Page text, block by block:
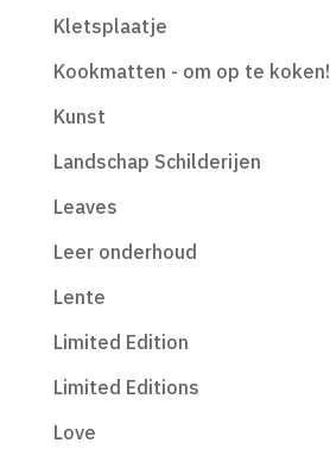
Kletsplaatje
Kookmatten - om op te koken!
Kunst
Landschap Schilderijen
Leaves
Leer onderhoud
Lente
Limited Edition
Limited Editions
Love